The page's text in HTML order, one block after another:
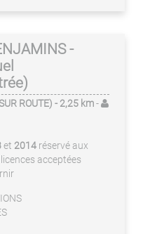
-
ROUTE) - 2,25 km-
et 2014 réservé aux
licences acceptées